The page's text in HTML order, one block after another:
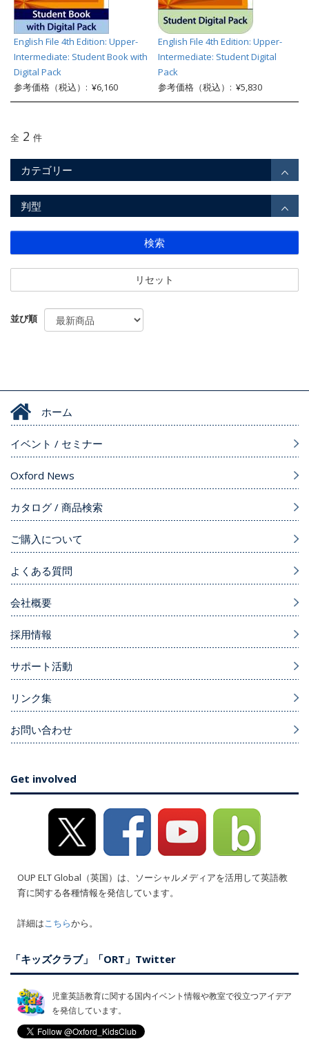
English File 4th Edition: Upper-
Intermediate: Student Book with
Digital Pack
参考価格（税込）: ¥6,160
English File 4th Edition: Upper-
Intermediate: Student Digital
Pack
参考価格（税込）: ¥5,830
全 2 件
カテゴリー
判型
検索
リセット
並び順
ホーム
イベント / セミナー
Oxford News
カタログ / 商品検索
ご購入について
よくある質問
会社概要
採用情報
サポート活動
リンク集
お問い合わせ
Get involved
OUP ELT Global（英国）は、ソーシャルメディアを活用して英語教
育に関する各種情報を発信しています。
詳細はこちらから。
「キッズクラブ」「ORT」Twitter
児童英語教育に関する国内イベント情報や教室で役立つアイデア
を発信しています。